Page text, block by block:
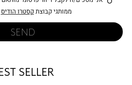
ממותגי קבוצת קסטרו הודיס
SELLER